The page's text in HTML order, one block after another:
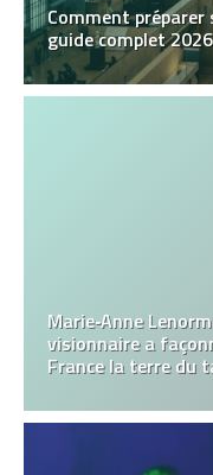
Comment préparer
guide complet 2026
Marie‑Anne
visionnaire a
France la terre du